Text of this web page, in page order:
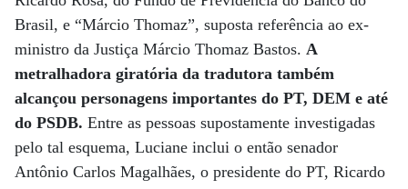
Brasil, e “Márcio Thomaz”, suposta referência ao ex-
ministro da Justiça Márcio Thomaz Bastos. A
metralhadora giratória da tradutora também
alcançou personagens importantes do PT, DEM e até
do PSDB. Entre as pessoas supostamente investigadas
pelo tal esquema, Luciane inclui o então senador
Antônio Carlos Magalhães, o presidente do PT, Ricardo